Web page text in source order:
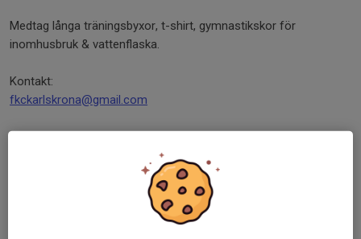
Medtag långa träningsbyxor, t-shirt, gymnastikskor för
inomhusbruk & vattenflaska.
Kontakt:
fkckarlskrona@gmail.com
Innan du börjar Fäktskolan är det viktigt att skriva in dig som
fäktare för att bland annat försäkring ska gälla.